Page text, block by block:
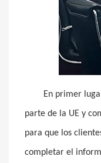
En primer
parte de la UE y
para que los
completar el